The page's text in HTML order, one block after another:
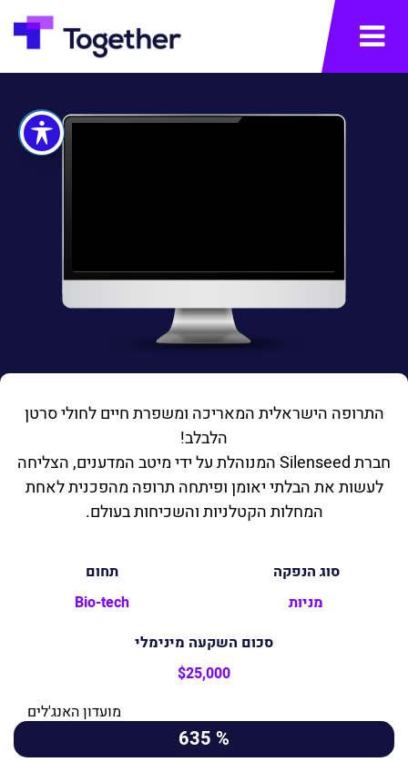
תפריט
התרופה הישראלית המאריכה ומשפרת חיים לחולי סרטן
הלבלב!
חברת Silenseed המנוהלת על ידי מיטב המדענים, הצליחה
לעשות את הבלתי יאומן ופיתחה תרופה מהפכנית לאחת
המחלות הקטלניות והשכיחות בעולם.
סוג הנפקה
מניות
תחום
Bio-tech
סכום השקעה מינימלי
$25,000
% 635
מועדון האנג'לים